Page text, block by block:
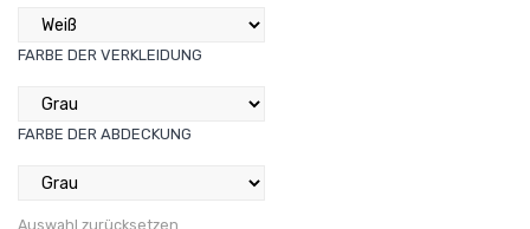
FARBE DER VERKLEIDUNG
FARBE DER ABDECKUNG
Auswahl zurücksetzen